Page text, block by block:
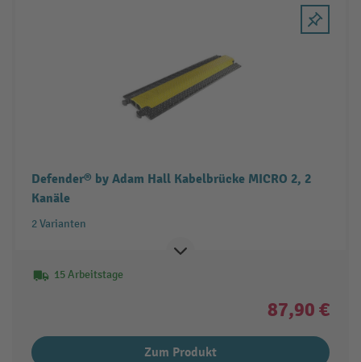
Defender® by Adam Hall Kabelbrücke MICRO 2, 2
Kanäle
2 Varianten
15 Arbeitstage
87,90 €
Zum Produkt